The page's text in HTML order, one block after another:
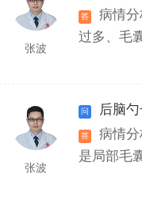
张波
病情分
过多、毛
张波
后脑勺
病情分
是局部毛